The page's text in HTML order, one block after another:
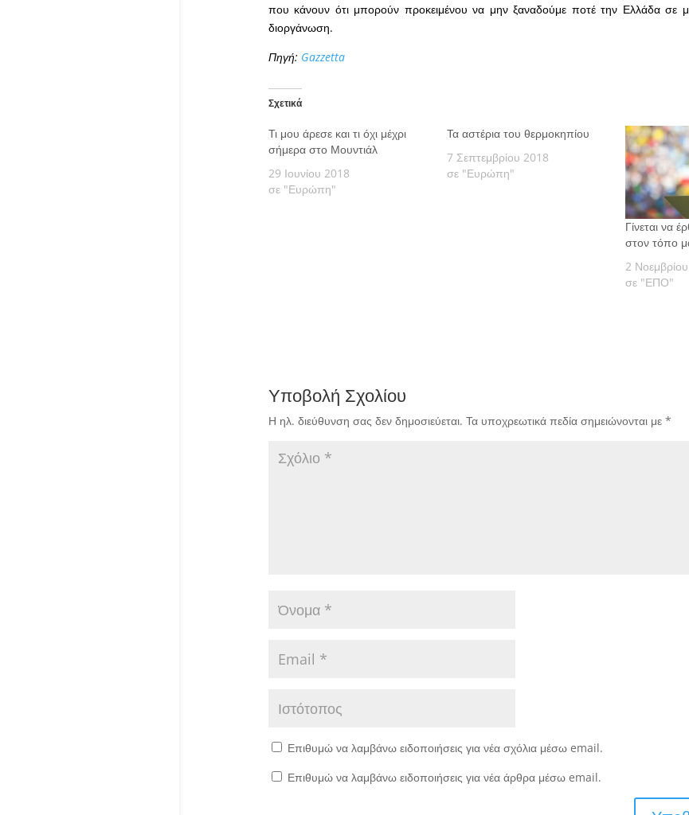
που κάνουν ότι μπορούν προκειμένου να μην ξαναδούμε ποτέ την Ελλάδα σε
διοργάνωση.
Πηγή: Gazzetta
Σχετικά
Τι μου άρεσε και τι όχι μέχρι
σήμερα στο Μουντιάλ
29 Ιουνίου 2018
σε "Ευρώπη"
Τα αστέρια του θερμοκηπίου
7 Σεπτεμβρίου 2018
σε "Ευρώπη"
Γίνεται να
στον τόπο
2
σε "ΕΠΟ"
Υποβολή Σχολίου
Η ηλ. διεύθυνση σας δεν δημοσιεύεται. Τα υποχρεωτικά πεδία σημειώνονται με *
Επιθυμώ να λαμβάνω ειδοποιήσεις για νέα σχόλια μέσω email.
Επιθυμώ να λαμβάνω ειδοποιήσεις για νέα άρθρα μέσω email.